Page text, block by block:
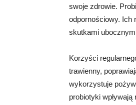
swoje zdrowie.
odpornościowy. Ich
skutkami
Korzyści
trawienny,
wykorzystuje
probiotyki